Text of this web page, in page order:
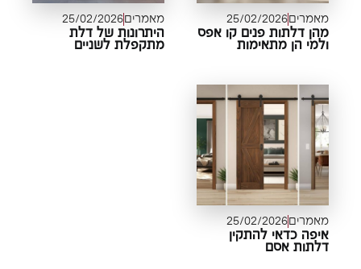
מאמרים25/02/2026
מהן דלתות פנים קו אפס
ולמי הן מתאימות
מאמרים25/02/2026
היתרונות של דלת
מתקפלת לשניים
מאמרים25/02/2026
איפה כדאי להתקין
דלתות אסם